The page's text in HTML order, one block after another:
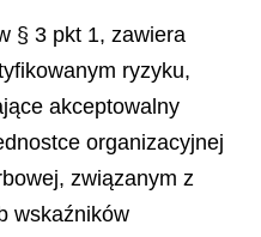
§ 3 pkt 1, zawiera
ryzyku,
akceptowalny
organizacyjnej
związanym z
wskaźników